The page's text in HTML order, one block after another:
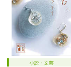
小説・文芸